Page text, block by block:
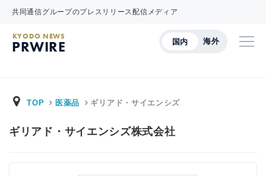
共同通信グループのプレスリリース配信メディア
国内 海外
KYODO NEWS
PRWIRE
TOP 医薬品 ギリアド・サイエンシズ
ギリアド・サイエンシズ株式会社